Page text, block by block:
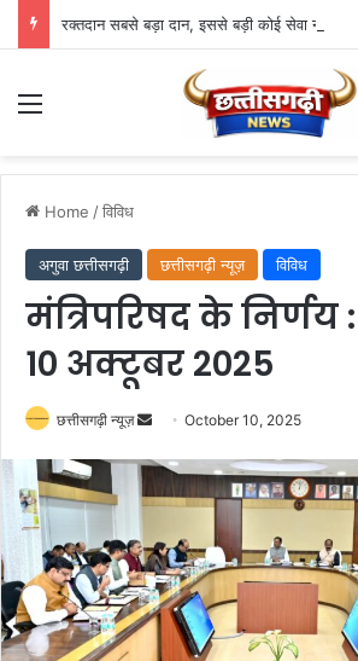
रक्तदान सबसे बड़ा दान, इससे बड़ी कोई सेवा नहीं –
Menu
Home /विविध
अगुवा छत्तीसगढ़ी छत्तीसगढ़ी न्यूज़ विविध
मंत्रिपरिषद के निर्णय
10 अक्टूबर 2025
छत्तीसगढ़ी न्यूज़
Send
email
October 10, 2025